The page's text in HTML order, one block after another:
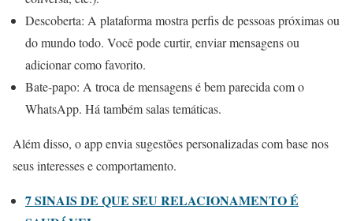
Descoberta: A plataforma mostra perfis de pessoas próximas ou
do mundo todo. Você pode curtir, enviar mensagens ou
adicionar como favorito.
Bate-papo: A troca de mensagens é bem parecida com o
WhatsApp. Há também salas temáticas.
Além disso, o app envia sugestões personalizadas com base nos
seus interesses e comportamento.
7 SINAIS DE QUE SEU RELACIONAMENTO É